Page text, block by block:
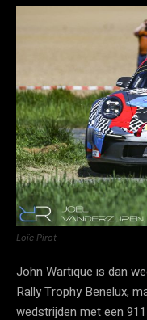
Loïc Pirot
John Wartique is dan
Rally Trophy Benelux,
wedstrijden met een